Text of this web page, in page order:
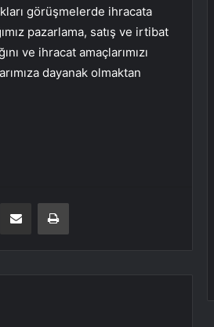
görüşmelerde ihracata
pazarlama, satış ve irtibat
ve ihracat amaçlarımızı
dayanak olmaktan
E-Posta ile paylaş Yazdır